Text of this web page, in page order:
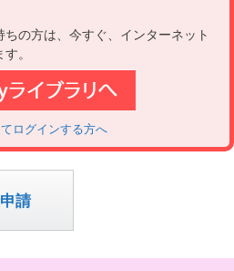
の方は、今すぐ、インターネット
。
ログインする方へ
請